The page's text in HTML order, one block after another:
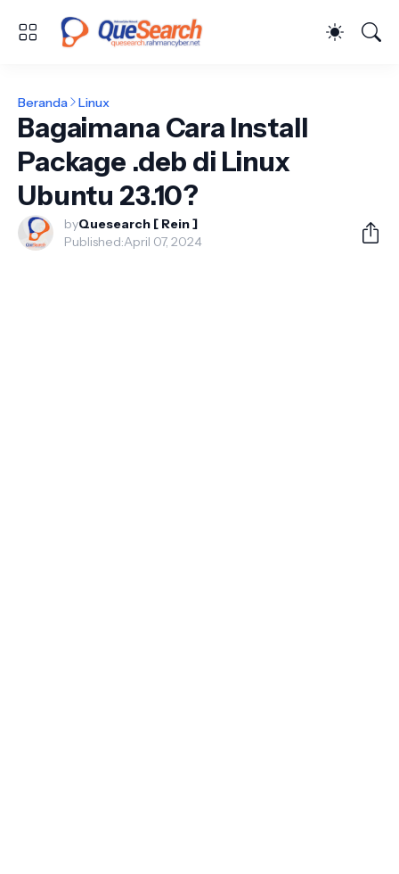
Beranda Linux
Bagaimana Cara Install
Package .deb di Linux
Ubuntu 23.10?
byQuesearch [ Rein ]
Published:April 07, 2024